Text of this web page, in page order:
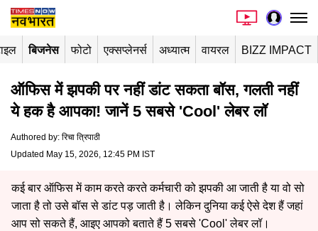
बिजनेस फोटो एक्सप्लेनर्स अध्यात्म वायरल BIZZ IMPACT
ऑफिस में झपकी पर नहीं डांट सकता बॉस, गलती नहीं
ये हक है आपका! जानें 5 सबसे 'Cool' लेबर लॉ
Authored by: रिचा त्रिपाठी
Updated May 15, 2026, 12:45 PM IST
कई बार ऑफिस में काम करते करते कर्मचारी को झपकी आ जाती है या वो सो
जाता है तो उसे बॉस से डांट पड़ जाती है। लेकिन दुनिया कई ऐसे देश हैं जहां
आप सो सकते हैं, आइए आपको बताते हैं 5 सबसे 'Cool' लेबर लॉ।